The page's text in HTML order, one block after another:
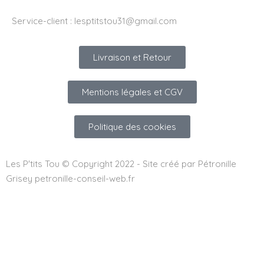
Service-client : lesptitstou31@gmail.com
Livraison et Retour
Mentions légales et CGV
Politique des cookies
Les P'tits Tou © Copyright 2022 - Site créé par Pétronille
Grisey petronille-conseil-web.fr